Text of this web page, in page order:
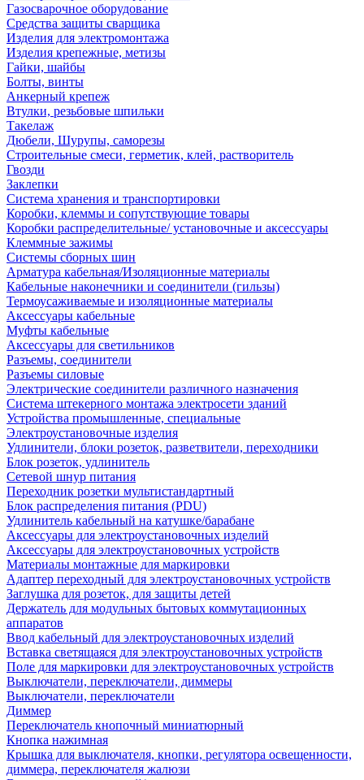
Газосварочное оборудование
Средства защиты сварщика
Изделия для электромонтажа
Изделия крепежные, метизы
Гайки, шайбы
Болты, винты
Анкерный крепеж
Втулки, резьбовые шпильки
Такелаж
Дюбели, Шурупы, саморезы
Строительные смеси, герметик, клей, растворитель
Гвозди
Заклепки
Система хранения и транспортировки
Коробки, клеммы и сопутствующие товары
Коробки распределительные/ установочные и аксессуары
Клеммные зажимы
Системы сборных шин
Арматура кабельная/Изоляционные материалы
Кабельные наконечники и соединители (гильзы)
Термоусаживаемые и изоляционные материалы
Аксессуары кабельные
Муфты кабельные
Аксессуары для светильников
Разъемы, соединители
Разъемы силовые
Электрические соединители различного назначения
Система штекерного монтажа электросети зданий
Устройства промышленные, специальные
Электроустановочные изделия
Удлинители, блоки розеток, разветвители, переходники
Блок розеток, удлинитель
Сетевой шнур питания
Переходник розетки мультистандартный
Блок распределения питания (PDU)
Удлинитель кабельный на катушке/барабане
Аксессуары для электроустановочных изделий
Аксессуары для электроустановочных устройств
Материалы монтажные для маркировки
Адаптер переходный для электроустановочных устройств
Заглушка для розеток, для защиты детей
Держатель для модульных бытовых коммутационных
аппаратов
Ввод кабельный для электроустановочных изделий
Вставка светящаяся для электроустановочных устройств
Поле для маркировки для электроустановочных устройств
Выключатели, переключатели, диммеры
Выключатели, переключатели
Диммер
Переключатель кнопочный миниатюрный
Кнопка нажимная
Крышка для выключателя, кнопки, регулятора освещенности,
диммера, переключателя жалюзи